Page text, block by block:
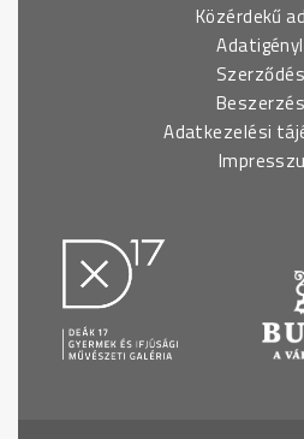
Közérdekű
Adatkezelési